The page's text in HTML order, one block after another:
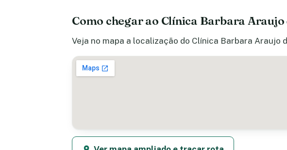
Como chegar ao Clínica Barbara
Veja no mapa a localização do Clínica Barbara